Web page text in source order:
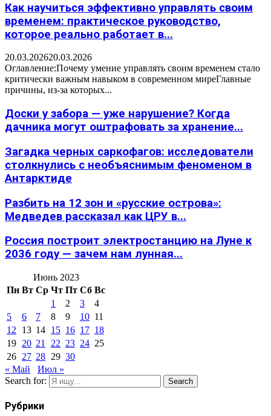
Как научиться эффективно управлять своим
временем: практическое руководство,
которое реально работает в...
20.03.202620.03.2026
Оглавление:Почему умение управлять своим временем стало
критически важным навыком в современном миреГлавные
причины, из-за которых...
Доски у забора — уже нарушение? Когда
дачника могут оштрафовать за хранение...
Загадка черных саркофагов: исследователи
столкнулись с необъяснимым феноменом в
Антарктиде
Разбить на 12 зон и «русские острова»:
Медведев рассказал как ЦРУ в...
Россия построит электростанцию на Луне к
2036 году — зачем нам лунная...
Июнь 2023
Пн Вт Ср Чт Пт Сб Вс
1
2 3
4
5
6 7 8 9 10 11
12
13 14 15 16 17 18
19 20 21 22 23 24 25
26 27 28 29 30
« Май
Июл »
Search for:
Search
Рубрики